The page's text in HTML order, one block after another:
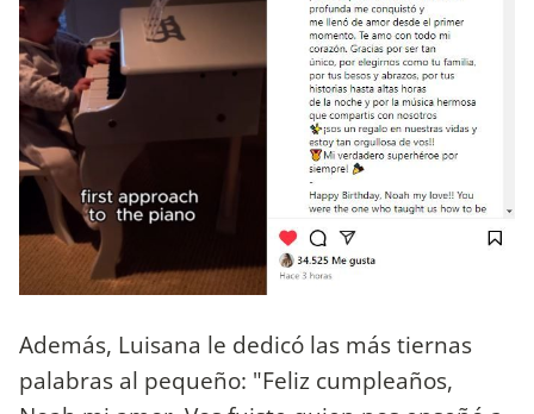
Además, Luisana le dedicó las más tiernas
palabras al pequeño: "Feliz cumpleaños,